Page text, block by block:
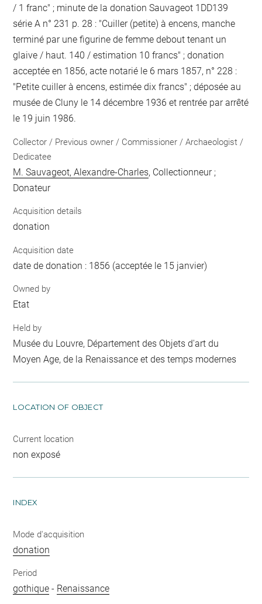
/ 1 franc" ; minute de la donation Sauvageot 1DD139
série A n° 231 p. 28 : "Cuiller (petite) à encens, manche
terminé par une figurine de femme debout tenant un
glaive / haut. 140 / estimation 10 francs" ; donation
acceptée en 1856, acte notarié le 6 mars 1857, n° 228 :
"Petite cuiller à encens, estimée dix francs" ; déposée au
musée de Cluny le 14 décembre 1936 et rentrée par arrêté
le 19 juin 1986.
Collector / Previous owner / Commissioner / Archaeologist /
Dedicatee
M. Sauvageot, Alexandre-Charles, Collectionneur ;
Donateur
Acquisition details
donation
Acquisition date
date de donation : 1856 (acceptée le 15 janvier)
Owned by
Etat
Held by
Musée du Louvre, Département des Objets d'art du
Moyen Age, de la Renaissance et des temps modernes
LOCATION OF OBJECT
Current location
non exposé
INDEX
Mode d'acquisition
donation
Period
gothique - Renaissance